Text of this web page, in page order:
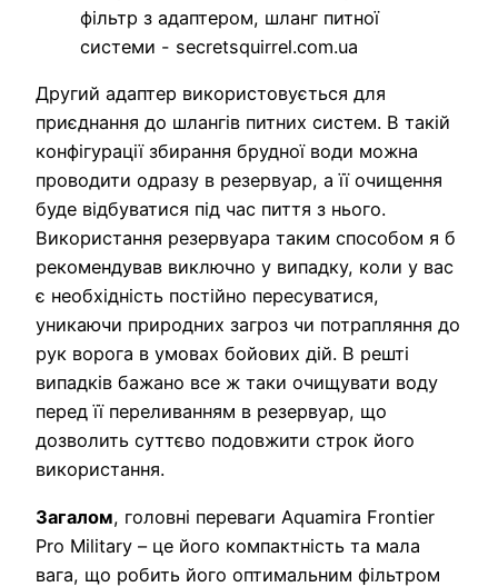
Другий адаптер використовується для
приєднання до шлангів питних систем. В такій
конфігурації збирання брудної води можна
проводити одразу в резервуар, а її очищення
буде відбуватися під час пиття з нього.
Використання резервуара таким способом я б
рекомендував виключно у випадку, коли у вас
є необхідність постійно пересуватися,
уникаючи природних загроз чи потрапляння до
рук ворога в умовах бойових дій. В решті
випадків бажано все ж таки очищувати воду
перед її переливанням в резервуар, що
дозволить суттєво подовжити строк його
використання.
Загалом, головні переваги Aquamira Frontier
Pro Military – це його компактність та мала
вага, що робить його оптимальним фільтром